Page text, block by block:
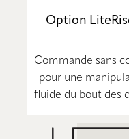
Option
Commande sans
pour une
fluide du bout des